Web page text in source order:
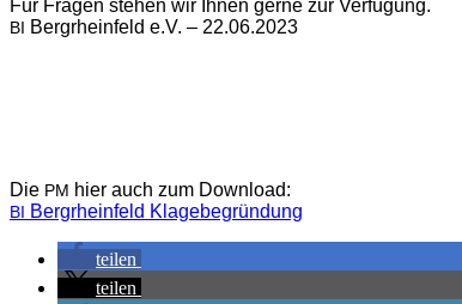
Für Fra­gen ste­hen wir Ihnen ger­ne zur Verfügung.
BI Berg­rhein­feld e.V. – 22.06.2023
Die PM hier auch zum Download:
BI Berg­rhein­feld Klagebegründung
tei­len
tei­len